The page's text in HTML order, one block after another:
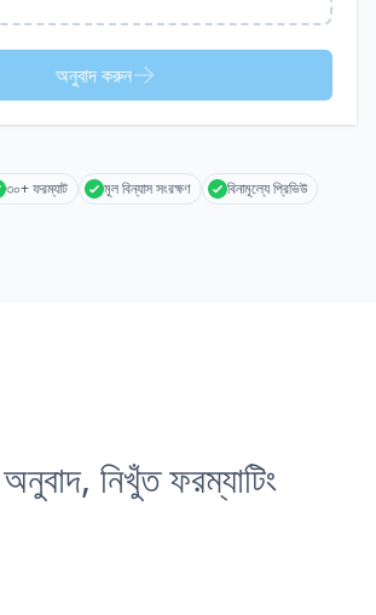
অনুবাদ করুন
৩০+ ফরম্যাট মূল বিন্যাস সংরক্ষণ বিনামূল্যে প্রিভিউ
নিখুঁত ফরম্যাটিং